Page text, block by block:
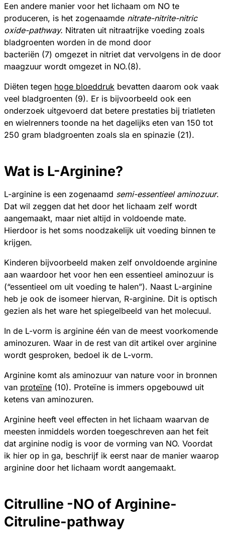
Een andere manier voor het lichaam om NO te
produceren, is het zogenaamde nitrate-nitrite-nitric
oxide-pathway. Nitraten uit nitraatrijke voeding zoals
bladgroenten worden in de mond door
bacteriën (7) omgezet in nitriet dat vervolgens in de door
maagzuur wordt omgezet in NO.(8).
Diëten tegen hoge bloeddruk bevatten daarom ook vaak
veel bladgroenten (9). Er is bijvoorbeeld ook een
onderzoek uitgevoerd dat betere prestaties bij triatleten
en wielrenners toonde na het dagelijks eten van 150 tot
250 gram bladgroenten zoals sla en spinazie (21).
Wat is L-Arginine?
L-arginine is een zogenaamd semi-essentieel aminozuur.
Dat wil zeggen dat het door het lichaam zelf wordt
aangemaakt, maar niet altijd in voldoende mate.
Hierdoor is het soms noodzakelijk uit voeding binnen te
krijgen.
Kinderen bijvoorbeeld maken zelf onvoldoende arginine
aan waardoor het voor hen een essentieel aminozuur is
(“essentieel om uit voeding te halen”). Naast L-arginine
heb je ook de isomeer hiervan, R-arginine. Dit is optisch
gezien als het ware het spiegelbeeld van het molecuul.
In de L-vorm is arginine één van de meest voorkomende
aminozuren. Waar in de rest van dit artikel over arginine
wordt gesproken, bedoel ik de L-vorm.
Arginine komt als aminozuur van nature voor in bronnen
van proteïne (10). Proteïne is immers opgebouwd uit
ketens van aminozuren.
Arginine heeft veel effecten in het lichaam waarvan de
meesten inmiddels worden toegeschreven aan het feit
dat arginine nodig is voor de vorming van NO. Voordat
ik hier op in ga, beschrijf ik eerst naar de manier waarop
arginine door het lichaam wordt aangemaakt.
Citrulline -NO of Arginine-
Citruline-pathway